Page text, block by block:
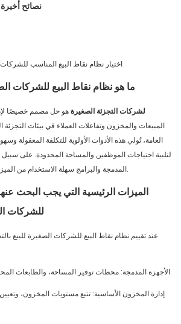
نصائح أخيرة
ما هو نظام نقاط البيع للشركات
نظام نقاط البيع (POS) لشركات التجزئة الصغيرةهو حل مصمم خصيصًا
المبيعات والمخزون وتفاعلات العملاء في بيئات
العامة، تُولي هذه الأدوات الأولوية للتكلفة المعقولة
لتلبية احتياجات الموظفين والمساحة المحدودة. على سبيل
المدمجة والبرامج سهلة الاستخدام من الميزات الشائعة في هذه الأنظمة.
الميزات الرئيسية التي يجب البحث
للشركات
عند تقييم نظام نقاط البيع للشركات الصغيرة للبيع
الأجهزة المدمجة: محطات توفير المساحة، والطابعات المحمولة، وأجهزة مسح الباركود.
إدارة المخزون الأساسية: تتبع مستويات المخزون،